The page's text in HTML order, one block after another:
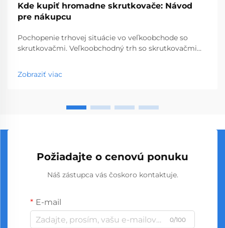
Kde kupiť hromadne skrutkovače: Návod
pre nákupcu
Pochopenie trhovej situácie vo veľkoobchode so
skrutkovačmi. Veľkoobchodný trh so skrutkovačmi
nástrojov, ktorý obsluhuje podniky od obchodov so
stavebninami až po stavebné spoločnosti. S
Zobraziť viac
Požiadajte o cenovú ponuku
Náš zástupca vás čoskoro kontaktuje.
E-mail
0/100